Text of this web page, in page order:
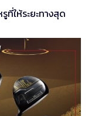
ที่ให้ระยะทางสุด